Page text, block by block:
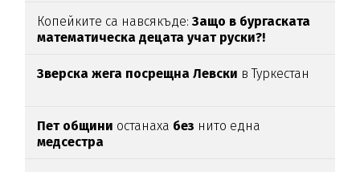
Копейките са навсякъде:Защо в бургаската
математическа децата учат руски?!
Зверска жега посрещна Левски в Туркестан
Пет общини останаха без нито една
медсестра